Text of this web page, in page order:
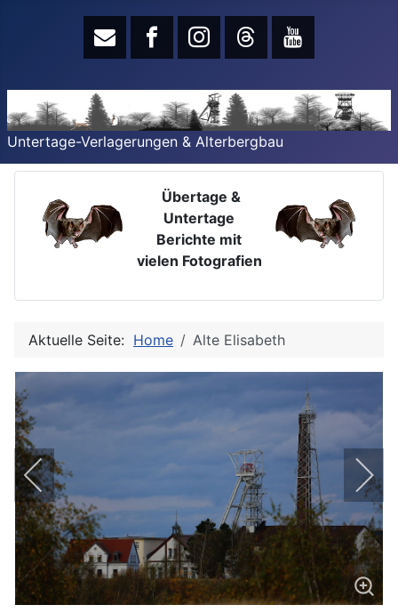
Untertage-Verlagerungen & Alterbergbau
Übertage &
Untertage
Berichte mit
vielen Fotografien
Aktuelle Seite: Home Alte Elisabeth